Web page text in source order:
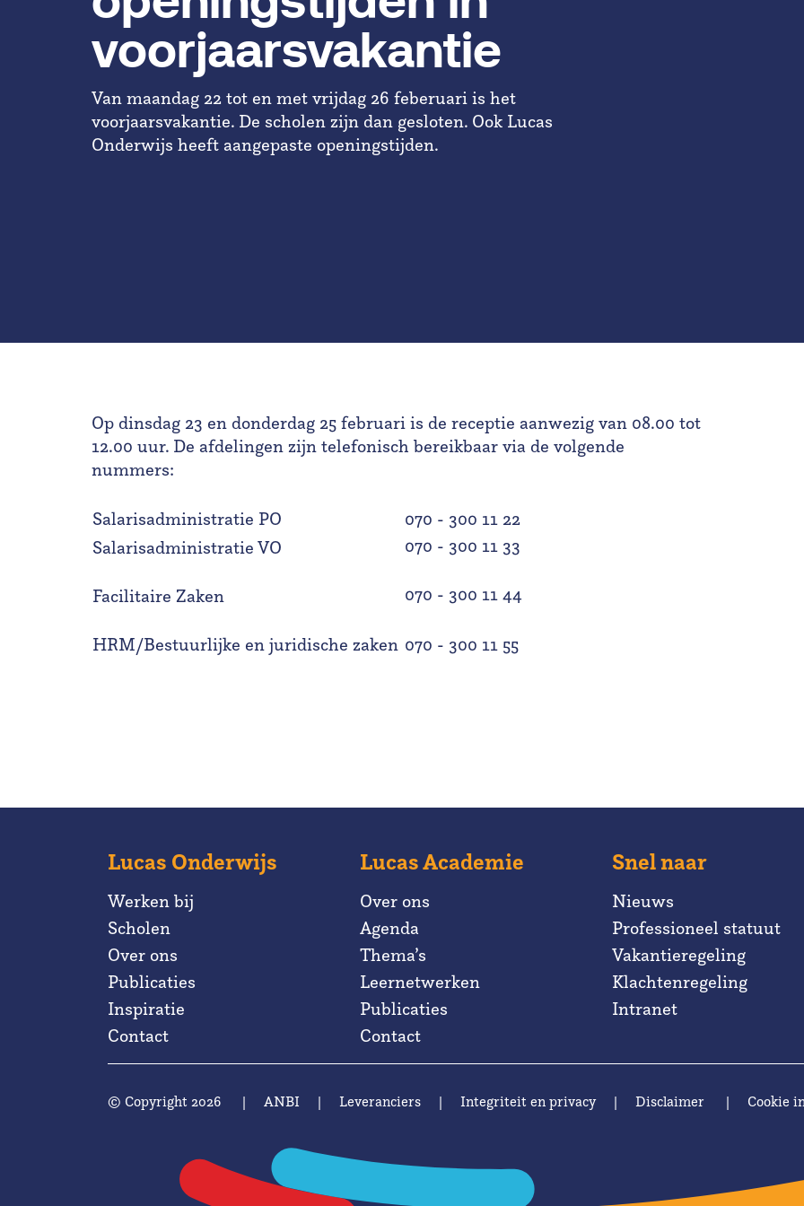
voorjaarsvakantie
Van maandag 22 tot en met vrijdag 26 feberuari is het
voorjaarsvakantie. De scholen zijn dan gesloten. Ook Lucas
Onderwijs heeft aangepaste openingstijden.
Op dinsdag 23 en donderdag 25 februari is de receptie aanwezig van 08.00 tot
12.00 uur. De afdelingen zijn telefonisch bereikbaar via de volgende
nummers:
Salarisadministratie PO
070 - 300 11 22
Salarisadministratie VO
070 - 300 11 33
Facilitaire Zaken 070 - 300 11 44
HRM/Bestuurlijke en juridische zaken 070 - 300 11 55
Lucas Onderwijs
Werken bij
Scholen
Over ons
Publicaties
Inspiratie
Contact
Lucas Academie
Over ons
Agenda
Thema’s
Leernetwerken
Publicaties
Contact
Snel naar
Nieuws
Professioneel statuut
Vakantieregeling
Klachtenregeling
Intranet
© Copyright 2026 | ANBI | Leveranciers | Integriteit en privacy | Disclaimer | Cookie